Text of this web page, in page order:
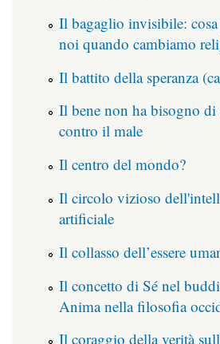
Il bagaglio invisibile:
noi quando cambiamo
Il battito della speranza
Il bene non ha bisogno di
contro il male
Il centro del mondo?
Il circolo vizioso
artificiale
Il collasso dell’essere
Il concetto di Sé nel
Anima nella filosofia
Il coraggio della verità